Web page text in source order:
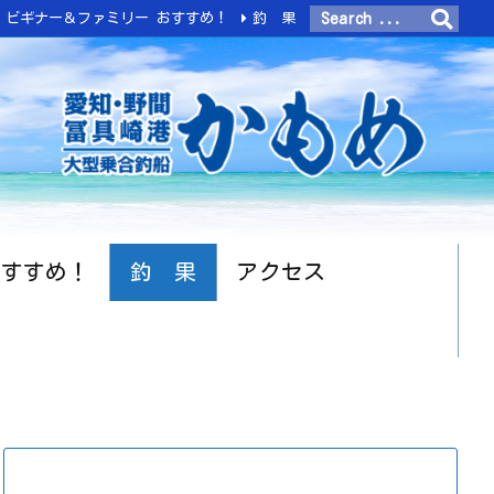
すめ！ 釣 果 アクセス
ビギナー＆ファミリー おすすめ！ 釣 果